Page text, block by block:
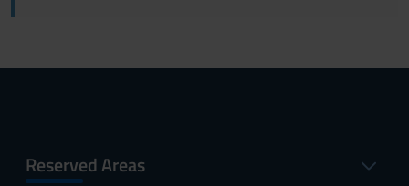
Reserved Areas